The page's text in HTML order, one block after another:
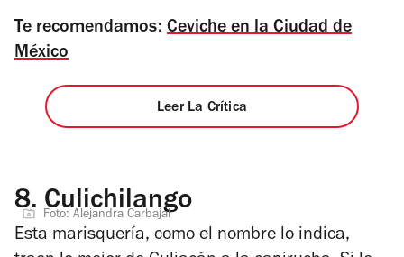
Te recomendamos: Ceviche en la Ciudad de
México
Leer La Crítica
8. Culichilango
Foto: Alejandra Carbajal
Esta marisquería, como el nombre lo indica,